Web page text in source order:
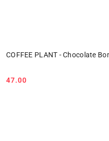
COFFEE PLANT - Chocolate
Cena:
47.00